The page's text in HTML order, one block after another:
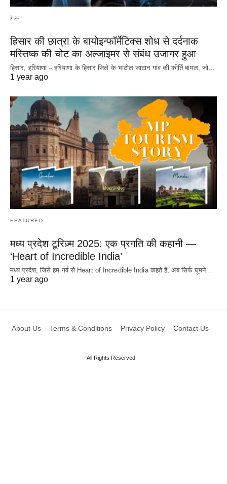
हेल्थ
हिसार की छात्रा के बायोइन्फॉर्मेटिक्स शोध से दर्दनाक
मस्तिष्क की चोट का अल्जाइमर से संबंध उजागर हुआ
हिसार, हरियाणा – हरियाणा के हिसार जिले के भाटोल जाटान गांव की कीर्ति बामल, जो…
1 year ago
FEATURED
मध्य प्रदेश टूरिज़्म 2025: एक प्रगति की कहानी —
‘Heart of Incredible India’
मध्य प्रदेश, जिसे हम गर्व से Heart of Incredible India कहते हैं, अब सिर्फ घूमने…
1 year ago
About Us Terms & Conditions Privacy Policy Contact Us
All Rights Reserved